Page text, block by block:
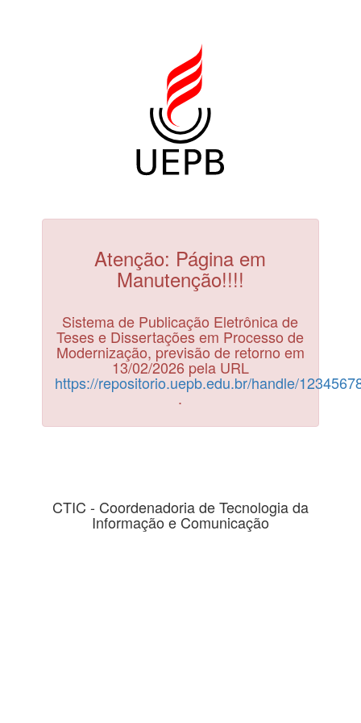
Atenção: Página em
Manutenção!!!!
Sistema de Publicação Eletrônica de
Teses e Dissertações em Processo de
Modernização, previsão de retorno em
13/02/2026 pela URL
https://repositorio.uepb.edu.br/handle/
.
CTIC - Coordenadoria de Tecnologia da
Informação e Comunicação